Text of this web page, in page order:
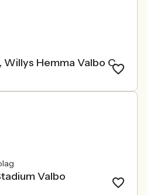
Hemma Valbo C
Valbo